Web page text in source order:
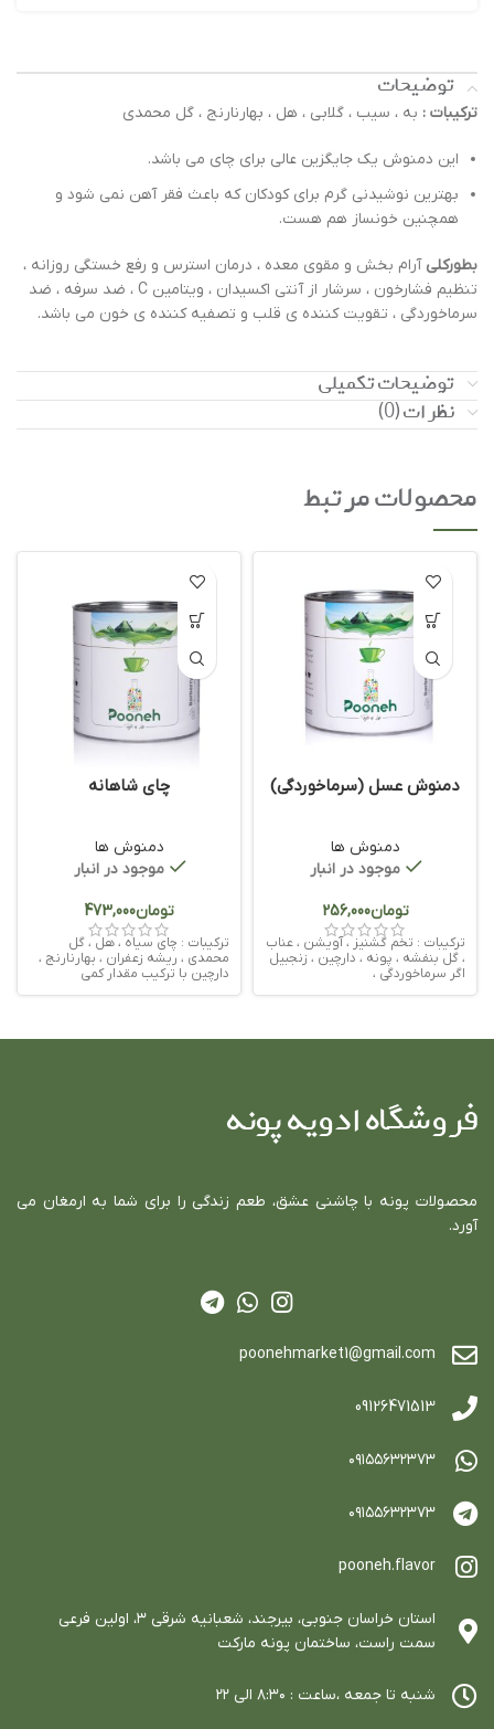
توضیحات
ترکیبات : به ، سیب ، گلابی ، هل ، بهارنارنج ، گل محمدی
این دمنوش یک جایگزین عالی برای چای می باشد.
بهترین نوشیدنی گرم برای کودکان که باعث فقر آهن نمی شود و
همچنین خونساز هم هست.
بطورکلی آرام بخش و مقوی معده ، درمان استرس و رفع خستگی روزانه ،
تنظیم فشارخون ، سرشار از آنتی اکسیدان ، ویتامین C ، ضد سرفه ، ضد
سرماخوردگی ، تقویت کننده ی قلب و تصفیه کننده ی خون می باشد.
توضیحات تکمیلی
نظرات (0)
محصولات مرتبط
دمنوش عسل (سرماخوردگی)
دمنوش ها
موجود در انبار
تومان
ترکیبات : تخم گشنیز ، آویشن ، عناب
، گل بنفشه ، پونه ، دارچین ، زنجبیل
اگر سرماخوردگی ،
چای شاهانه
دمنوش ها
موجود در انبار
تومان
ترکیبات : چای سیاه ، هل ، گل
محمدی ، ریشه زعفران ، بهارنارنج ،
دارچین با ترکیب مقدار کمی
فروشگاه ادویه پونه
محصولات پونه با چاشني عشق، طعم زندگي را براي شما به ارمغان مي
آورد.
poonehmarket1@gmail.com
09126471513
٠٩١٥٥٦٣٢٣٧٣
٠٩١٥٥٦٣٢٣٧٣
pooneh.flavor
استان خراسان جنوبي، بيرجند، شعبانيه شرقي ٣، اولين فرعي
سمت راست، ساختمان پونه ماركت
شنبه تا جمعه ،ساعت : ٨:٣٠ الي ٢٢